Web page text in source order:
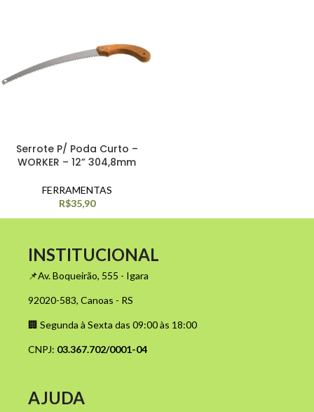
Serrote P/ Poda Curto –
WORKER – 12” 304,8mm
FERRAMENTAS
R$35,90
INSTITUCIONAL
📌Av. Boqueirão, 555 - Igara
92020-583, Canoas - RS
🏢 Segunda à Sexta das 09:00 às 18:00
CNPJ: 03.367.702/0001-04
AJUDA